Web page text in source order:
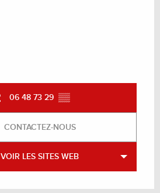
06 48 73 29 ▒▒
CONTACTEZ-NOUS
VOIR LES SITES WEB